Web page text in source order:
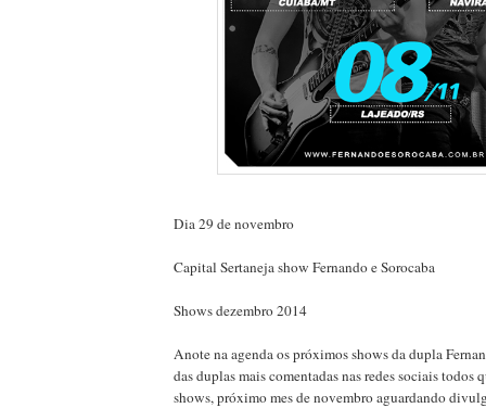
Dia 29 de novembro
Capital Sertaneja show Fernando e Sorocaba
Shows dezembro 2014
Anote na agenda os próximos shows da dupla
das duplas mais comentadas nas redes sociais todos
shows, próximo mes de novembro aguardando